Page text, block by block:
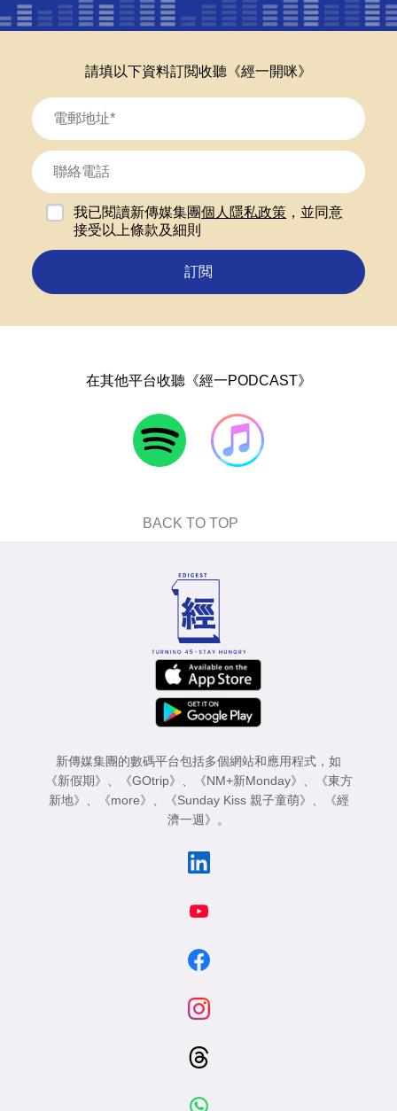
請填以下資料訂閲收聽《經一開咪》
我已閱讀新傳媒集團個人隱私政策 ，並同意
接受以上條款及細則
訂閲
在其他平台收聽《經一PODCAST》
BACK TO TOP
新傳媒集團的數碼平台包括多個網站和應用程式，如
《新假期》
《GOtrip》 《NM+新Monday》
《東方
新地》
《more》 《Sunday Kiss 親子童萌》
《經
濟一週》
。